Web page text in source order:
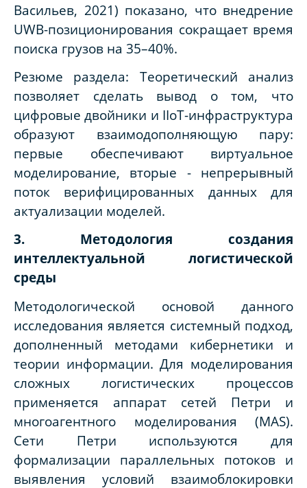
Васильев, 2021) показано, что внедрение
UWB-позиционирования сокращает время
поиска грузов на 35–40%.
Резюме раздела: Теоретический анализ
позволяет сделать вывод о том, что
цифровые двойники и IIoT-инфраструктура
образуют взаимодополняющую пару:
первые обеспечивают виртуальное
моделирование, вторые - непрерывный
поток верифицированных данных для
актуализации моделей.
3. Методология создания
интеллектуальной логистической
среды
Методологической основой данного
исследования является системный подход,
дополненный методами кибернетики и
теории информации. Для моделирования
сложных логистических процессов
применяется аппарат сетей Петри и
многоагентного моделирования (MAS).
Сети Петри используются для
формализации параллельных потоков и
выявления условий взаимоблокировки